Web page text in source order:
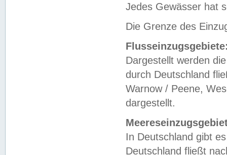
Jedes Gewässer hat
Die Grenze des
Dargestellt werden
durch Deutschland
Warnow / Peene,
dargestellt.
In Deutschland gibt
Deutschland fließt